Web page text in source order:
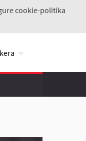
cookie-politika